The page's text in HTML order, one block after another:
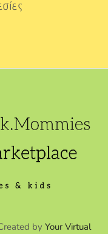
by Your Virtual